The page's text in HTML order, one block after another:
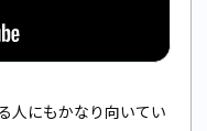
人にもかなり向いてい